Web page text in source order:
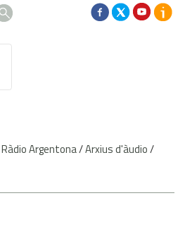
Ràdio Argentona/Arxius d'àudio/